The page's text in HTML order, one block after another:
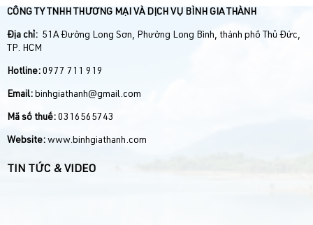
CÔNG TY TNHH THƯƠNG MẠI VÀ DỊCH VỤ BÌNH GIA THÀNH
Địa chỉ: 51A Đường Long Sơn, Phường Long Bình, thành phố Thủ Đức,
TP. HCM
Hotline: 0977 711 919
Email: binhgiathanh@gmail.com
Mã số thuế: 0316565743
Website: www.binhgiathanh.com
TIN TỨC & VIDEO